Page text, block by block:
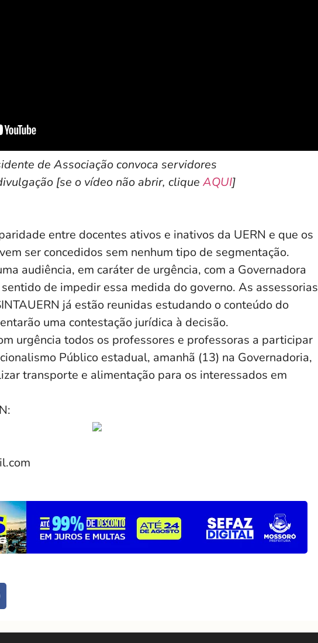
de Associação convoca servidores
[se o vídeo não abrir, clique AQUI]
entre docentes ativos e inativos da UERN e que os
ser concedidos sem nenhum tipo de segmentação.
audiência, em caráter de urgência, com a Governadora
de impedir essa medida do governo. As assessorias
já estão reunidas estudando o conteúdo do
uma contestação jurídica à decisão.
urgência todos os professores e professoras a participar
Público estadual, amanhã (13) na Governadoria,
transporte e alimentação para os interessados em